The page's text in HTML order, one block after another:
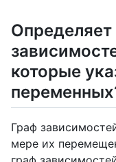
Определяет
которые
Граф
мере их